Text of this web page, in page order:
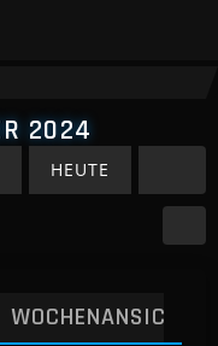
2024
HEUTE
WOCHENANSICHT